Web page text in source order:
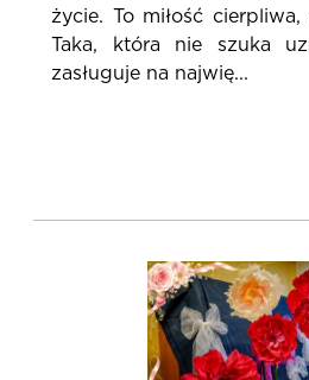
życie. To miłość
Taka, która nie szuka
zasługuje na najwię...